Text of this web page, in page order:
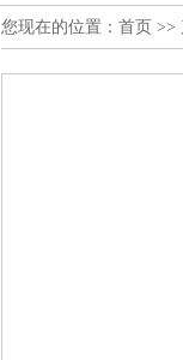
您现在的位置： 首页 >>